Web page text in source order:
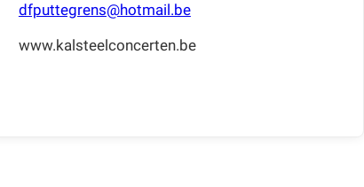
dfputtegrens@hotmail.be
www.kalsteelconcerten.be